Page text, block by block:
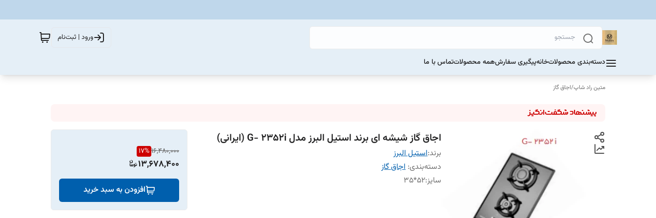
ورود | ثبت‌نام
دسته‌بندی محصولاتخانهپیگیری سفارشهمه محصولاتتماس با ما
متین راد شاپ/اجاق گاز
اجاق گاز شیشه ای برند استیل البرز مدل G- 2352i (ایرانی)
برند:استیل البرز
دسته‌بندی: اجاق گاز
سایز:
52*35
16,480,000
17%
13,678,400
افزودن به سبد خرید